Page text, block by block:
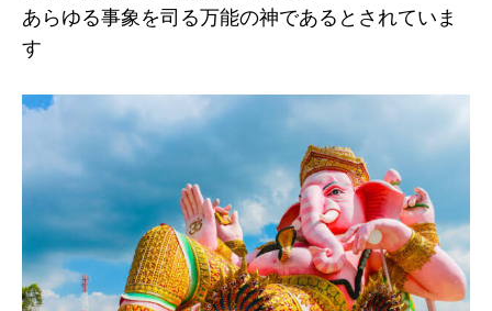
あらゆる事象を司る万能の神であるとされていま
す